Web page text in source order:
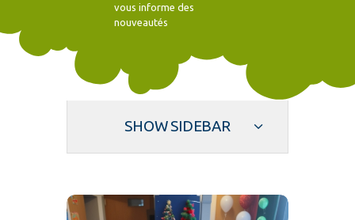
vous informe des
nouveautés
SHOW SIDEBAR